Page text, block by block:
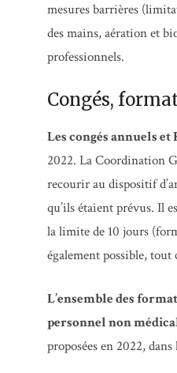
mesures barrières
des mains, aération et
professionnels.
Congés,
Les congés annuels
2022. La Coordination
recourir au dispositif
qu’ils étaient prévus. Il
la limite de 10 jours
également possible,
L’ensemble des
personnel non
proposées en 2022,